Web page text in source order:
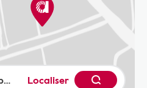
Localiser